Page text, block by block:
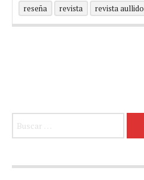
reseña
revista revista aullido